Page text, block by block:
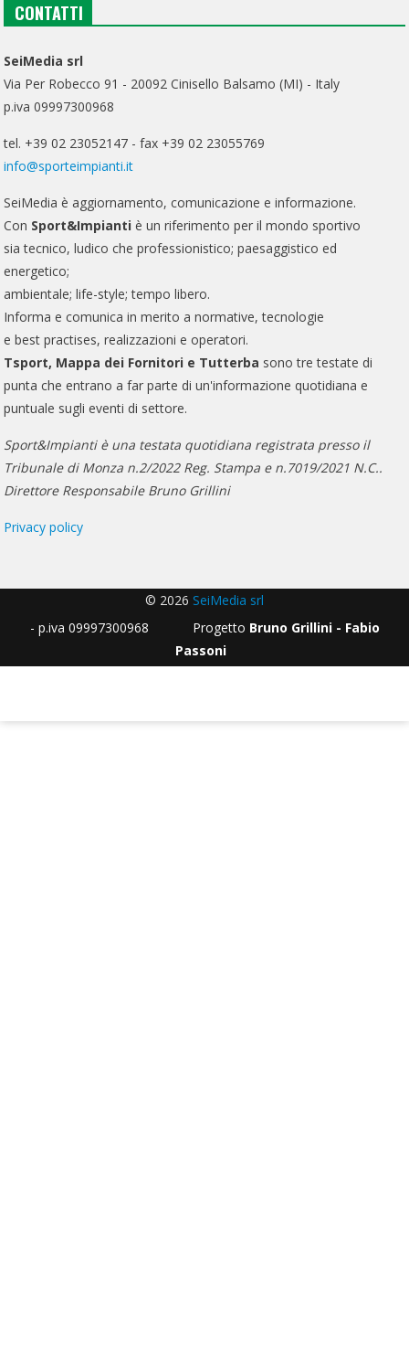
CONTATTI
SeiMedia srl
Via Per Robecco 91 - 20092 Cinisello Balsamo (MI) - Italy
p.iva 09997300968
tel. +39 02 23052147 - fax +39 02 23055769
info@sporteimpianti.it
SeiMedia è aggiornamento, comunicazione e informazione.
Con Sport&Impianti è un riferimento per il mondo sportivo
sia tecnico, ludico che professionistico; paesaggistico ed
energetico;
ambientale; life-style; tempo libero.
Informa e comunica in merito a normative, tecnologie
e best practises, realizzazioni e operatori.
Tsport, Mappa dei Fornitori e Tutterba sono tre testate di
punta che entrano a far parte di un'informazione quotidiana e
puntuale sugli eventi di settore.
Sport&Impianti è una testata quotidiana registrata presso il
Tribunale di Monza n.2/2022 Reg. Stampa e n.7019/2021 N.C..
Direttore Responsabile Bruno Grillini
Privacy policy
© 2026 SeiMedia srl
- p.iva 09997300968 Progetto Bruno Grillini - Fabio
Passoni